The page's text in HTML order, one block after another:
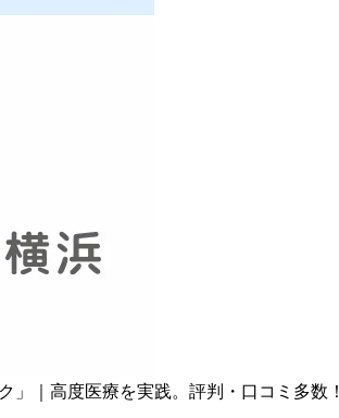
｜高度医療を実践。評判・口コミ多数！